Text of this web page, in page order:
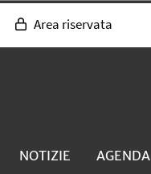
Area riservata
NOTIZIE AGENDA